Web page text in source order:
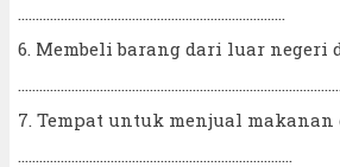
...........................................................................
6. Membeli barang dari luar negeri
7. Tempat untuk menjual
.............................................................................